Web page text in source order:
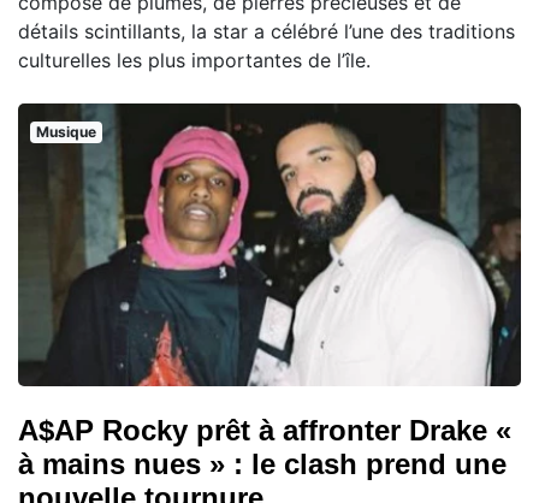
détails scintillants, la star a célébré l’une des traditions
culturelles les plus importantes de l’île.
Musique
A$AP Rocky prêt à affronter Drake «
à mains nues » : le clash prend une